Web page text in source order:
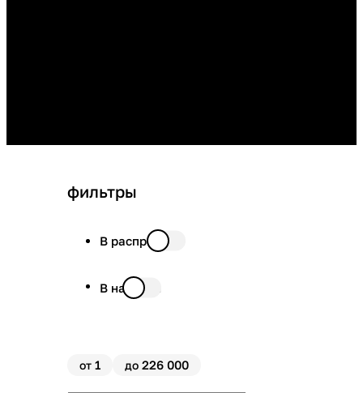
фильтры
В распродаже
В наличии
от 1 до 226 000